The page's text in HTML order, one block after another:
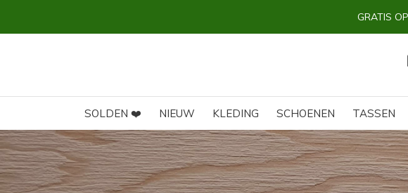
SOLDEN ❤️ NIEUW KLEDING SCHOENEN TASSEN
GRATIS